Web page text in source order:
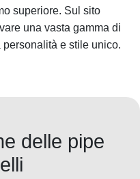
superiore. Sul sito
una vasta gamma di
e stile unico.
delle pipe